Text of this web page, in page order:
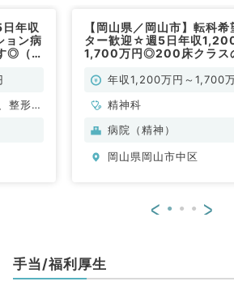
年収
ョン病
◎（科
整形外
【岡山県／岡山市】転科希
ター歓迎☆週5日年収
1,700万円◎200床クラス
（精神科／常勤）
年収1,200万円～1,700
精神科
病院（精神）
岡山県岡山市中区
< >
手当/福利厚生